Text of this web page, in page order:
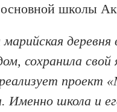
школы
марийская
сохранила
проект «
Именно школа и